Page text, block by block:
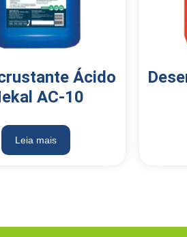
Ácido
AC-10
Leia mais